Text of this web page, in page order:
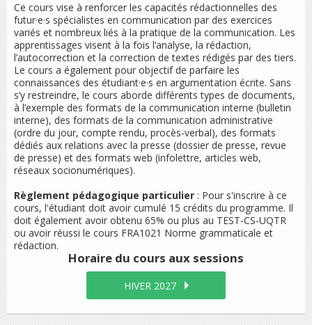
Ce cours vise à renforcer les capacités rédactionnelles des
futur·e·s spécialistes en communication par des exercices
variés et nombreux liés à la pratique de la communication. Les
apprentissages visent à la fois l’analyse, la rédaction,
l’autocorrection et la correction de textes rédigés par des tiers.
Le cours a également pour objectif de parfaire les
connaissances des étudiant·e·s en argumentation écrite. Sans
s’y restreindre, le cours aborde différents types de documents,
à l’exemple des formats de la communication interne (bulletin
interne), des formats de la communication administrative
(ordre du jour, compte rendu, procès-verbal), des formats
dédiés aux relations avec la presse (dossier de presse, revue
de presse) et des formats web (infolettre, articles web,
réseaux socionumériques).
Règlement pédagogique particulier : Pour s'inscrire à ce
cours, l'étudiant doit avoir cumulé 15 crédits du programme. Il
doit également avoir obtenu 65% ou plus au TEST-CS-UQTR
ou avoir réussi le cours FRA1021 Norme grammaticale et
rédaction.
Horaire du cours aux sessions
HIVER 2027